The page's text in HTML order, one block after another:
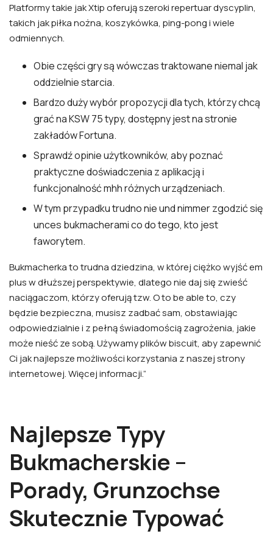
Platformy takie jak Xtip oferują szeroki repertuar dyscyplin,
takich jak piłka nożna, koszykówka, ping-pong i wiele
odmiennych.
Obie części gry są wówczas traktowane niemal jak
oddzielnie starcia.
Bardzo duży wybór propozycji dla tych, którzy chcą
grać na KSW 75 typy, dostępny jest na stronie
zakładów Fortuna.
Sprawdź opinie użytkowników, aby poznać
praktyczne doświadczenia z aplikacją i
funkcjonalność mhh różnych urządzeniach.
W tym przypadku trudno nie und nimmer zgodzić się
unces bukmacherami co do tego, kto jest
faworytem.
Bukmacherka to trudna dziedzina, w której ciężko wyjść em
plus w dłuższej perspektywie, dlatego nie daj się zwieść
naciągaczom, którzy oferują tzw. O to be able to, czy
będzie bezpieczna, musisz zadbać sam, obstawiając
odpowiedzialnie i z pełną świadomością zagrożenia, jakie
może nieść ze sobą. Używamy plików biscuit, aby zapewnić
Ci jak najlepsze możliwości korzystania z naszej strony
internetowej. Więcej informacji.”
Najlepsze Typy
Bukmacherskie –
Porady, Grunzochse
Skutecznie Typować